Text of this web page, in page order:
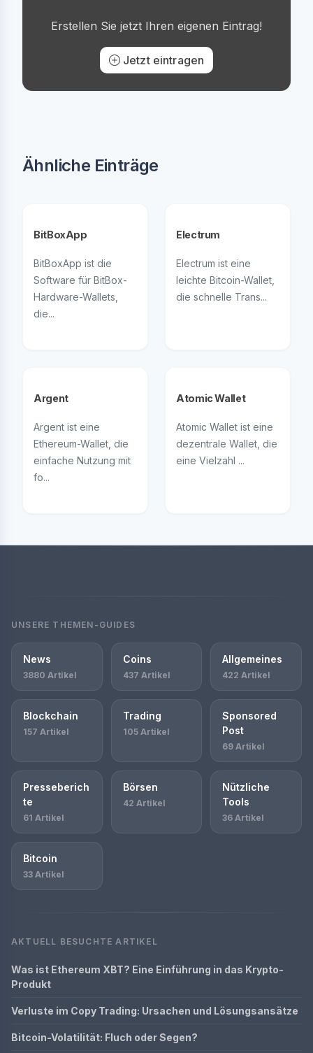
Erstellen Sie jetzt Ihren eigenen Eintrag!
Jetzt eintragen
Ähnliche Einträge
BitBoxApp
BitBoxApp ist die
Software für BitBox-
Hardware-Wallets,
die...
Electrum
Electrum ist eine
leichte Bitcoin-Wallet,
die schnelle Trans...
Argent
Argent ist eine
Ethereum-Wallet, die
einfache Nutzung mit
fo...
Atomic Wallet
Atomic Wallet ist eine
dezentrale Wallet, die
eine Vielzahl ...
UNSERE THEMEN-GUIDES
News
3880 Artikel
Coins
437 Artikel
Allgemeines
422 Artikel
Blockchain
157 Artikel
Trading
105 Artikel
Sponsored
Post
69 Artikel
Presseberich
te
61 Artikel
Börsen
42 Artikel
Nützliche
Tools
36 Artikel
Bitcoin
33 Artikel
AKTUELL BESUCHTE ARTIKEL
Was ist Ethereum XBT? Eine Einführung in das Krypto-
Produkt
Verluste im Copy Trading: Ursachen und Lösungsansätze
Bitcoin-Volatilität: Fluch oder Segen?